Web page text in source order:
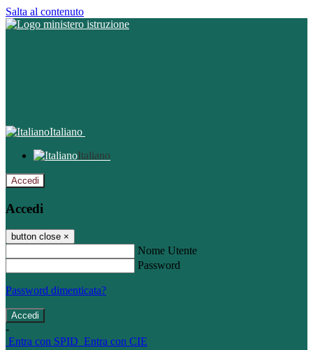
Salta al contenuto
Italiano
Italiano
Accedi
Accedi
button close ×
Nome Utente
Password
Password dimenticata?
-
Entra con SPID Entra con CIE